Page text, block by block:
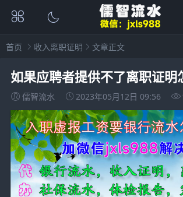
首页 收入离职证明 文章正文
如果应聘者提供不了离职证明
儒智流水 2023年05月12日 09:56